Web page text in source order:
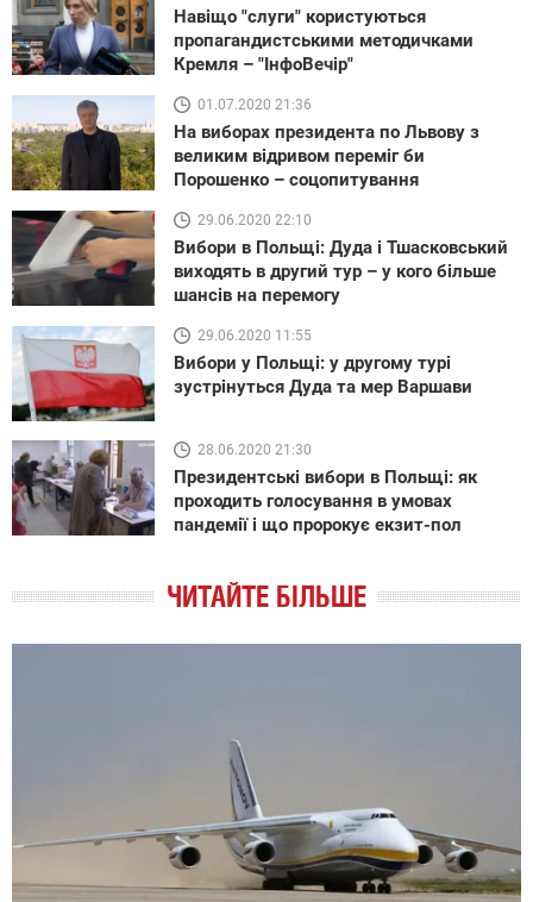
Навіщо "слуги" користуються
пропагандистськими методичками
Кремля – "ІнфоВечір"
01.07.2020 21:36
На виборах президента по Львову з
великим відривом переміг би
Порошенко – соцопитування
29.06.2020 22:10
Вибори в Польщі: Дуда і Тшасковський
виходять в другий тур – у кого більше
шансів на перемогу
29.06.2020 11:55
Вибори у Польщі: у другому турі
зустрінуться Дуда та мер Варшави
28.06.2020 21:30
Президентські вибори в Польщі: як
проходить голосування в умовах
пандемії і що пророкує екзит-пол
ЧИТАЙТЕ БІЛЬШЕ